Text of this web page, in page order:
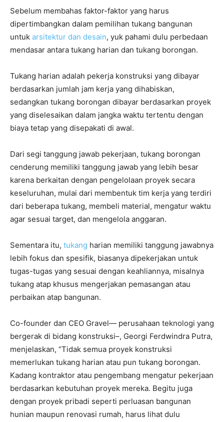
Sebelum membahas faktor-faktor yang harus
dipertimbangkan dalam pemilihan tukang bangunan
untuk arsitektur dan desain, yuk pahami dulu perbedaan
mendasar antara tukang harian dan tukang borongan.
Tukang harian adalah pekerja konstruksi yang dibayar
berdasarkan jumlah jam kerja yang dihabiskan,
sedangkan tukang borongan dibayar berdasarkan proyek
yang diselesaikan dalam jangka waktu tertentu dengan
biaya tetap yang disepakati di awal.
Dari segi tanggung jawab pekerjaan, tukang borongan
cenderung memiliki tanggung jawab yang lebih besar
karena berkaitan dengan pengelolaan proyek secara
keseluruhan, mulai dari membentuk tim kerja yang terdiri
dari beberapa tukang, membeli material, mengatur waktu
agar sesuai target, dan mengelola anggaran.
Sementara itu, tukang harian memiliki tanggung jawabnya
lebih fokus dan spesifik, biasanya dipekerjakan untuk
tugas-tugas yang sesuai dengan keahliannya, misalnya
tukang atap khusus mengerjakan pemasangan atau
perbaikan atap bangunan.
Co-founder dan CEO Gravel— perusahaan teknologi yang
bergerak di bidang konstruksi–, Georgi Ferdwindra Putra,
menjelaskan, “Tidak semua proyek konstruksi
memerlukan tukang harian atau pun tukang borongan.
Kadang kontraktor atau pengembang mengatur pekerjaan
berdasarkan kebutuhan proyek mereka. Begitu juga
dengan proyek pribadi seperti perluasan bangunan
hunian maupun renovasi rumah, harus lihat dulu